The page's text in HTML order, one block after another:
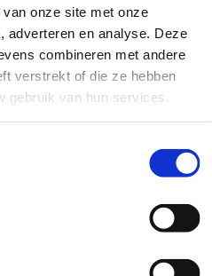
onze site met onze
adverteren en analyse. Deze
combineren met andere
verstrekt of die ze hebben
gebruik van hun services.